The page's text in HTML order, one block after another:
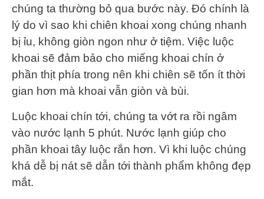
chúng ta thường bỏ qua bước này. Đó chính là
lý do vì sao khi chiên khoai xong chúng nhanh
bị ỉu, không giòn ngon như ở tiệm. Việc luộc
khoai sẽ đảm bảo cho miếng khoai chín ở
phần thịt phía trong nên khi chiên sẽ tốn ít thời
gian hơn mà khoai vẫn giòn và bùi.
Luộc khoai chín tới, chúng ta vớt ra rồi ngâm
vào nước lạnh 5 phút. Nước lạnh giúp cho
phần khoai tây luộc rắn hơn. Vì khi luộc chúng
khá dễ bị nát sẽ dẫn tới thành phẩm không đẹp
mắt.